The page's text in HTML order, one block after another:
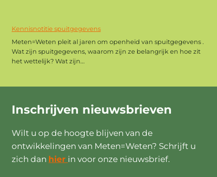
Kennisnotitie spuitgegevens
Meten=Weten pleit al jaren om openheid van spuitgegevens .
Wat zijn spuitgegevens, waarom zijn ze belangrijk en hoe zit
het wettelijk? Wat zijn...
Inschrijven nieuwsbrieven
Wilt u op de hoogte blijven van de
ontwikkelingen van Meten=Weten? Schrijft u
zich dan hier in voor onze nieuwsbrief.